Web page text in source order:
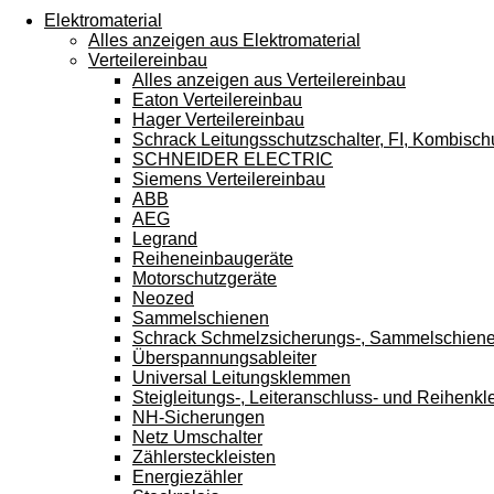
können
Touch-
und
Streichgesten
verwenden.
Elektromaterial
Alles anzeigen aus Elektromaterial
Verteilereinbau
Alles anzeigen aus Verteilereinbau
Eaton Verteilereinbau
Hager Verteilereinbau
Schrack Leitungsschutzschalter, FI,
SCHNEIDER ELECTRIC
Siemens Verteilereinbau
ABB
AEG
Legrand
Reiheneinbaugeräte
Motorschutzgeräte
Neozed
Sammelschienen
Schrack Schmelzsicherungs-,
Überspannungsableiter
Universal Leitungsklemmen
Steigleitungs-, Leiteranschluss- und
NH-Sicherungen
Netz Umschalter
Zählersteckleisten
Energiezähler